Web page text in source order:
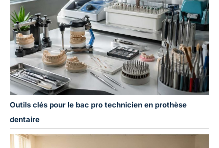
Outils clés pour le bac pro technicien en prothèse
dentaire